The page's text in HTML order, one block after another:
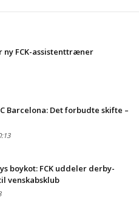
ny FCK-assistenttræner
Barcelona: Det forbudte skifte –
boykot: FCK uddeler derby-
venskabsklub